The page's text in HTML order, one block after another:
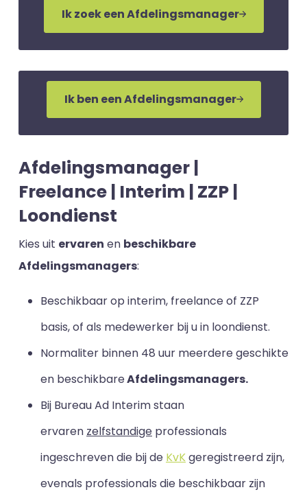
Ik zoek een Afdelingsmanager
Ik ben een Afdelingsmanager
Afdelingsmanager |
Freelance | Interim | ZZP |
Loondienst
Kies uit ervaren en beschikbare
Afdelingsmanagers:
Beschikbaar op interim, freelance of ZZP
basis, of als medewerker bij u in loondienst.
Normaliter binnen 48 uur meerdere geschikte
en beschikbareAfdelingsmanagers.
Bij Bureau Ad Interim staan
ervaren zelfstandige professionals
ingeschreven die bij de KvKgeregistreerd zijn,
evenals professionals die beschikbaar zijn